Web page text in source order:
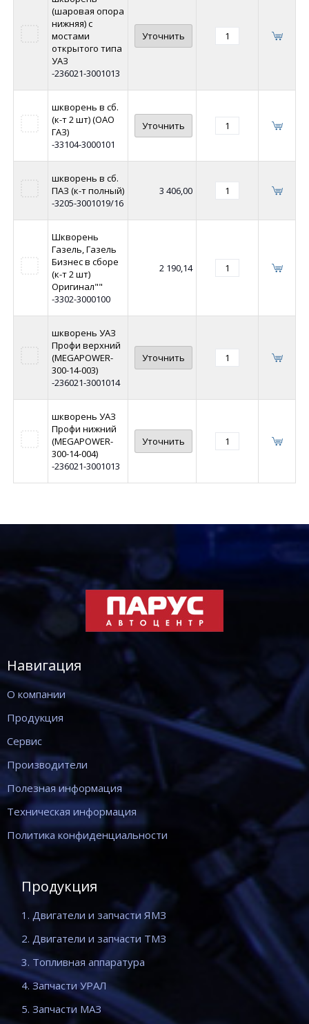
(шаровая опора
нижняя) с
мостами
открытого типа
УАЗ
-236021-3001013
Уточнить
шкворень в сб.
(к-т 2 шт) (ОАО
ГАЗ)
-33104-3000101
Уточнить
шкворень в сб.
ПАЗ (к-т полный)
-3205-3001019/16
3 406,00
Шкворень
Газель, Газель
Бизнес в сборе
(к-т 2 шт)
Оригинал""
-3302-3000100
2 190,14
шкворень УАЗ
Профи верхний
(MEGAPOWER-
300-14-003)
-236021-3001014
Уточнить
шкворень УАЗ
Профи нижний
(MEGAPOWER-
300-14-004)
-236021-3001013
Уточнить
Навигация
О компании
Продукция
Сервис
Производители
Полезная информация
Техническая информация
Политика конфиденциальности
Продукция
1. Двигатели и запчасти ЯМЗ
2. Двигатели и запчасти ТМЗ
3. Топливная аппаратура
4. Запчасти УРАЛ
5. Запчасти МАЗ